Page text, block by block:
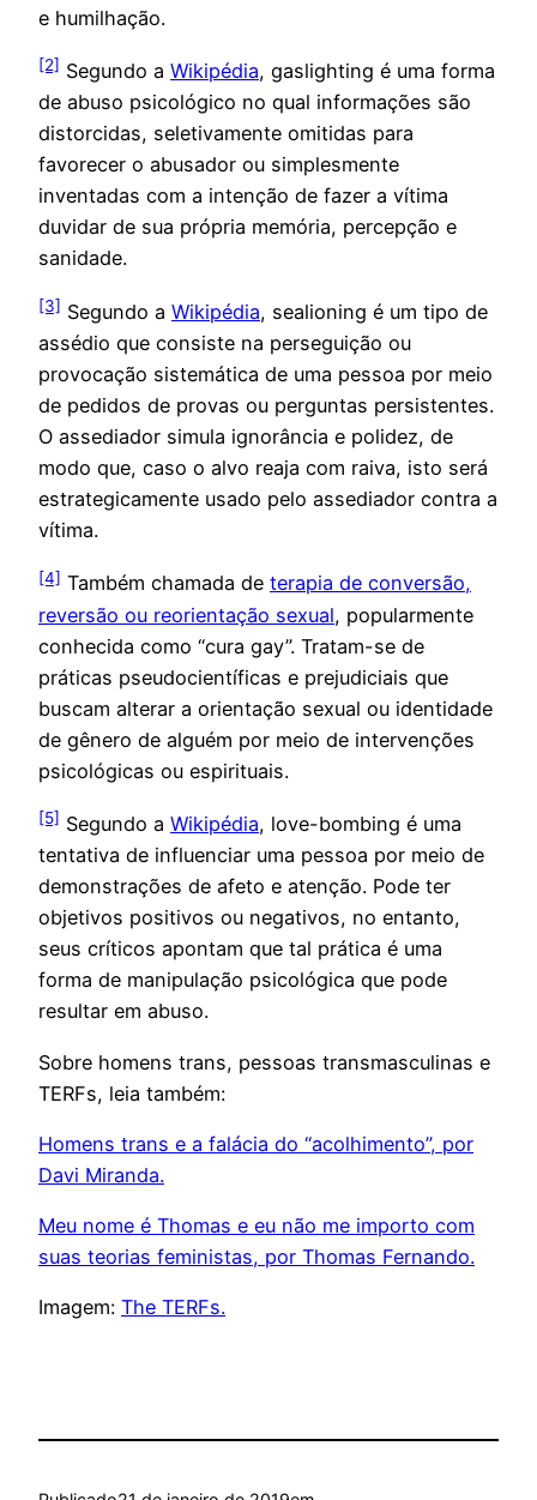
e humilhação.
[2] Segundo a Wikipédia, gaslighting é uma forma
de abuso psicológico no qual informações são
distorcidas, seletivamente omitidas para
favorecer o abusador ou simplesmente
inventadas com a intenção de fazer a vítima
duvidar de sua própria memória, percepção e
sanidade.
[3] Segundo a Wikipédia, sealioning é um tipo de
assédio que consiste na perseguição ou
provocação sistemática de uma pessoa por meio
de pedidos de provas ou perguntas persistentes.
O assediador simula ignorância e polidez, de
modo que, caso o alvo reaja com raiva, isto será
estrategicamente usado pelo assediador contra a
vítima.
[4] Também chamada de terapia de conversão,
reversão ou reorientação sexual, popularmente
conhecida como “cura gay”. Tratam-se de
práticas pseudocientíficas e prejudiciais que
buscam alterar a orientação sexual ou identidade
de gênero de alguém por meio de intervenções
psicológicas ou espirituais.
[5] Segundo a Wikipédia, love-bombing é uma
tentativa de influenciar uma pessoa por meio de
demonstrações de afeto e atenção. Pode ter
objetivos positivos ou negativos, no entanto,
seus críticos apontam que tal prática é uma
forma de manipulação psicológica que pode
resultar em abuso.
Sobre homens trans, pessoas transmasculinas e
TERFs, leia também:
Homens trans e a falácia do “acolhimento”, por
Davi Miranda.
Meu nome é Thomas e eu não me importo com
suas teorias feministas, por Thomas Fernando.
Imagem: The TERFs.